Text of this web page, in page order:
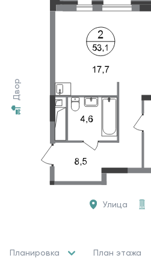
Двор
Улица
Планировка План этажа